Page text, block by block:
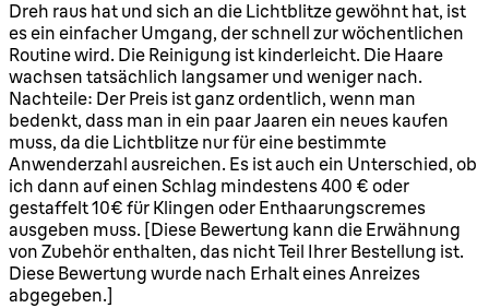
Dreh raus hat und sich an die Lichtblitze gewöhnt hat, ist
es ein einfacher Umgang, der schnell zur wöchentlichen
Routine wird. Die Reinigung ist kinderleicht. Die Haare
wachsen tatsächlich langsamer und weniger nach.
Nachteile: Der Preis ist ganz ordentlich, wenn man
bedenkt, dass man in ein paar Jaaren ein neues kaufen
muss, da die Lichtblitze nur für eine bestimmte
Anwenderzahl ausreichen. Es ist auch ein Unterschied, ob
ich dann auf einen Schlag mindestens 400 € oder
gestaffelt 10€ für Klingen oder Enthaarungscremes
ausgeben muss. [Diese Bewertung kann die Erwähnung
von Zubehör enthalten, das nicht Teil Ihrer Bestellung ist.
Diese Bewertung wurde nach Erhalt eines Anreizes
abgegeben.]